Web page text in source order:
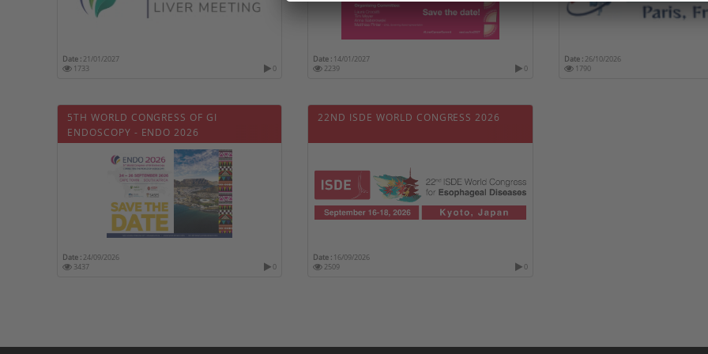
Date : 21/01/2027
1733
0
Date : 14/01/2027
2239
0
Date :26/10/2026
1790
5TH WORLD CONGRESS OF GI
ENDOSCOPY - ENDO 2026
Date : 24/09/2026
3437
0
22ND ISDE WORLD CONGRESS 2026
Date : 16/09/2026
2509
0